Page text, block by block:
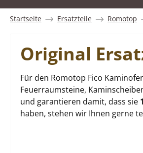
Startseite Ersatzteile Romotop
Original
Für den Romotop Fico
Feuerraumsteine,
und garantieren damit, dass sie
haben, stehen wir Ihnen gerne